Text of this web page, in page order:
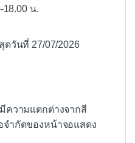
18.00 น.
วันที่ 27/07/2026
ความแตกต่างจากสี
จำกัดของหน้าจอแสดง